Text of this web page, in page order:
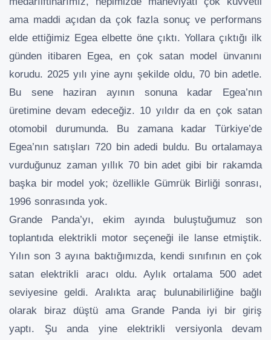
ama maddi açıdan da çok fazla sonuç ve performans
elde ettiğimiz Egea elbette öne çıktı. Yollara çıktığı ilk
günden itibaren Egea, en çok satan model ünvanını
korudu. 2025 yılı yine aynı şekilde oldu, 70 bin adetle.
Bu sene haziran ayının sonuna kadar Egea’nın
üretimine devam edeceğiz. 10 yıldır da en çok satan
otomobil durumunda. Bu zamana kadar Türkiye’de
Egea’nın satışları 720 bin adedi buldu. Bu ortalamaya
vurduğunuz zaman yıllık 70 bin adet gibi bir rakamda
başka bir model yok; özellikle Gümrük Birliği sonrası,
1996 sonrasında yok.
Grande Panda’yı, ekim ayında buluştuğumuz son
toplantıda elektrikli motor seçeneği ile lanse etmiştik.
Yılın son 3 ayına baktığımızda, kendi sınıfının en çok
satan elektrikli aracı oldu. Aylık ortalama 500 adet
seviyesine geldi. Aralıkta araç bulunabilirliğine bağlı
olarak biraz düştü ama Grande Panda iyi bir giriş
yaptı. Şu anda yine elektrikli versiyonla devam